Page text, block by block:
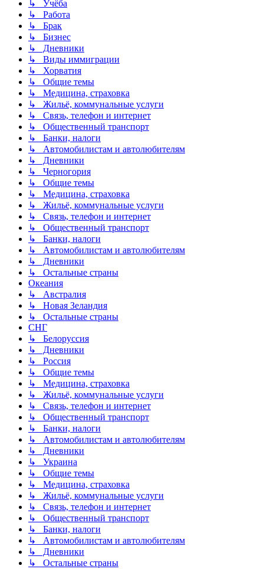
↳ Учёба
↳ Работа
↳ Брак
↳ Бизнес
↳ Дневники
↳ Виды иммиграции
↳ Хорватия
↳ Общие темы
↳ Медицина, страховка
↳ Жильё, коммунальные услуги
↳ Связь, телефон и интернет
↳ Общественный транспорт
↳ Банки, налоги
↳ Автомобилистам и автолюбителям
↳ Дневники
↳ Черногория
↳ Общие темы
↳ Медицина, страховка
↳ Жильё, коммунальные услуги
↳ Связь, телефон и интернет
↳ Общественный транспорт
↳ Банки, налоги
↳ Автомобилистам и автолюбителям
↳ Дневники
↳ Остальные страны
Океания
↳ Австралия
↳ Новая Зеландия
↳ Остальные страны
СНГ
↳ Белоруссия
↳ Дневники
↳ Россия
↳ Общие темы
↳ Медицина, страховка
↳ Жильё, коммунальные услуги
↳ Связь, телефон и интернет
↳ Общественный транспорт
↳ Банки, налоги
↳ Автомобилистам и автолюбителям
↳ Дневники
↳ Украина
↳ Общие темы
↳ Медицина, страховка
↳ Жильё, коммунальные услуги
↳ Связь, телефон и интернет
↳ Общественный транспорт
↳ Банки, налоги
↳ Автомобилистам и автолюбителям
↳ Дневники
↳ Остальные страны